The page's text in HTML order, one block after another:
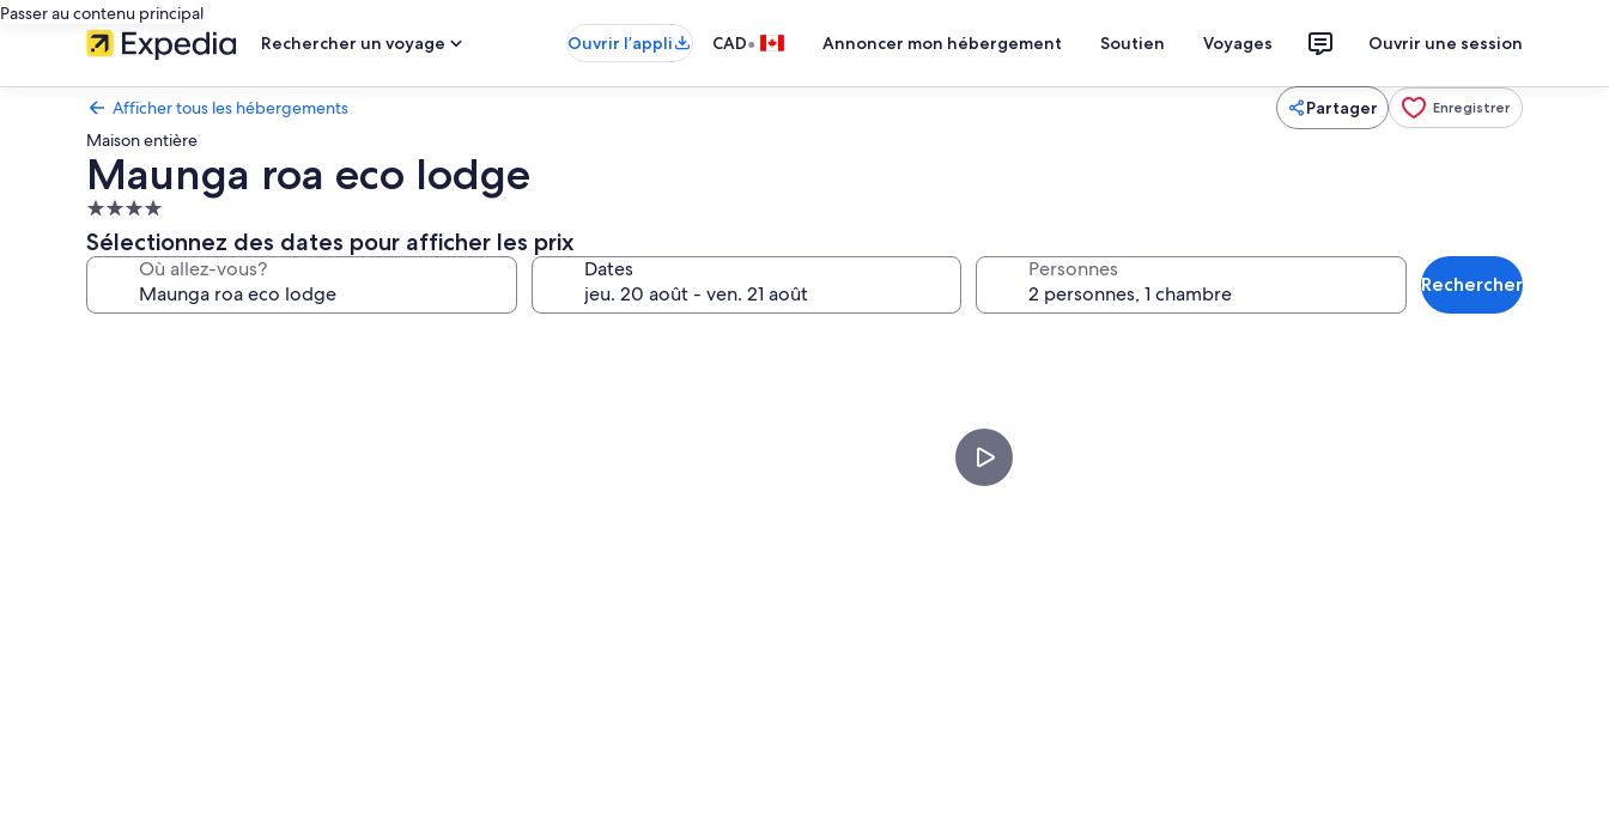
Passer au contenu principal
Rechercher un voyage
Ouvrir l’appli CAD• Annoncer mon hébergement Soutien Voyages Ouvrir une session
Afficher tous les hébergements Partager Enregistrer
Maison entière
Maunga roa eco lodge
Hébergement
4.0 étoiles
Sélectionnez des dates pour afficher les prix
Où allez-vous? Dates Personnes
Rechercher